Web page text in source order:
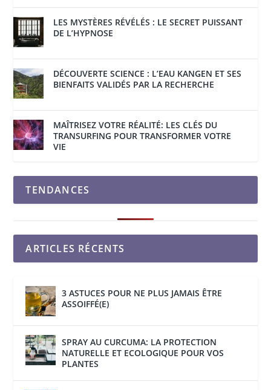
LES MYSTÈRES RÉVÉLÉS : LE SECRET PUISSANT
DE L’HYPNOSE
DÉCOUVERTE SCIENCE : L’EAU KANGEN ET SES
BIENFAITS VALIDÉS PAR LA RECHERCHE
MAÎTRISEZ VOTRE RÉALITÉ: LES CLÉS DU
TRANSURFING POUR TRANSFORMER VOTRE
VIE
TENDANCES
ARTICLES RÉCENTS
3 ASTUCES POUR NE PLUS JAMAIS ÊTRE
ASSOIFFÉ(E)
SPRAY AU CURCUMA: LA PROTECTION
NATURELLE ET ECOLOGIQUE POUR VOS
PLANTES